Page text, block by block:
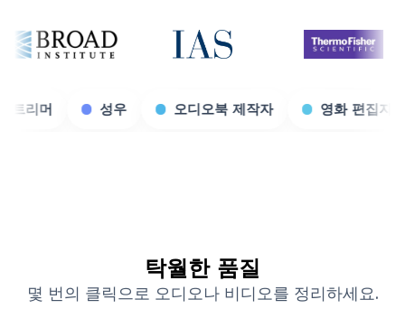
게임 스트리머 성우 오디오북 제작자 영
탁월한 품질
몇 번의 클릭으로 오디오나 비디오를 정리하세요.